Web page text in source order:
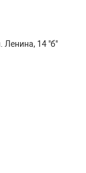
Ленина, 14 "б"